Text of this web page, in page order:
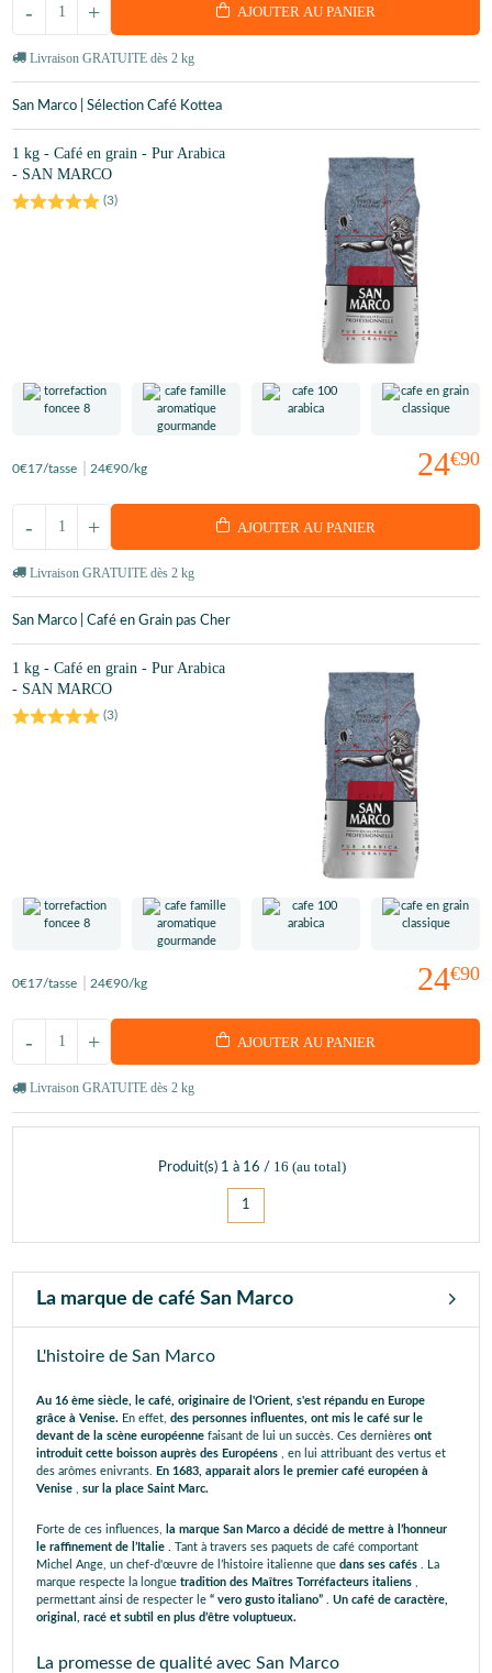
+
- AJOUTER AU PANIER
Livraison GRATUITE dès 2 kg
San Marco | Sélection Café Kottea
1 kg - Café en grain - Pur Arabica
- SAN MARCO
(3)
24€90
0€17/tasse 24€90/kg
+
- AJOUTER AU PANIER
Livraison GRATUITE dès 2 kg
San Marco | Café en Grain pas Cher
1 kg - Café en grain - Pur Arabica
- SAN MARCO
(3)
24€90
0€17/tasse 24€90/kg
+
- AJOUTER AU PANIER
Livraison GRATUITE dès 2 kg
Produit(s) 1 à 16 / 16 (au total)
1
La marque de café San Marco
L'histoire de San Marco
Au 16 ème siècle, le café, originaire de l'Orient, s'est répandu en Europe
grâce à Venise. En effet, des personnes influentes, ont mis le café sur le
devant de la scène européenne faisant de lui un succès. Ces dernières ont
introduit cette boisson auprès des Européens , en lui attribuant des vertus et
des arômes enivrants.
En 1683, apparait alors le premier café européen à
Venise
sur la place Saint Marc.
Forte de ces influences,
la marque San Marco a décidé de mettre à l’honneur
le raffinement de l’Italie . Tant à travers ses paquets de café comportant
Michel Ange, un chef-d'œuvre de l’histoire italienne que dans ses cafés . La
marque respecte la longue tradition des Maîtres Torréfacteurs italiens
permettant ainsi de respecter le “ vero gusto italiano”
Un café de caractère,
original, racé et subtil en plus d’être voluptueux.
La promesse de qualité avec San Marco